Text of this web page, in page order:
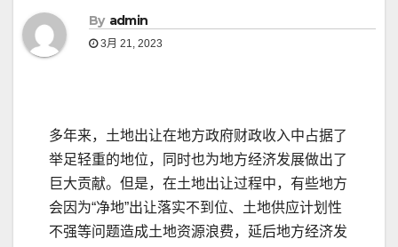
By admin
3月 21, 2023
多年来，土地出让在地方政府财政收入中占据了
举足轻重的地位，同时也为地方经济发展做出了
巨大贡献。但是，在土地出让过程中，有些地方
会因为“净地”出让落实不到位、土地供应计划性
不强等问题造成土地资源浪费，延后地方经济发